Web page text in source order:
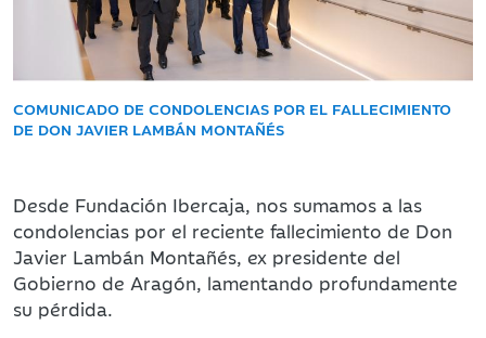
COMUNICADO DE CONDOLENCIAS POR EL FALLECIMIENTO
DE DON JAVIER LAMBÁN MONTAÑÉS
Desde Fundación Ibercaja, nos sumamos a las
condolencias por el reciente fallecimiento de Don
Javier Lambán Montañés, ex presidente del
Gobierno de Aragón, lamentando profundamente
su pérdida.